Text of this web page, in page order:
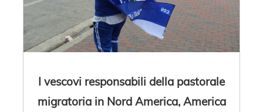
I vescovi responsabili della pastorale
migratoria in Nord America, America